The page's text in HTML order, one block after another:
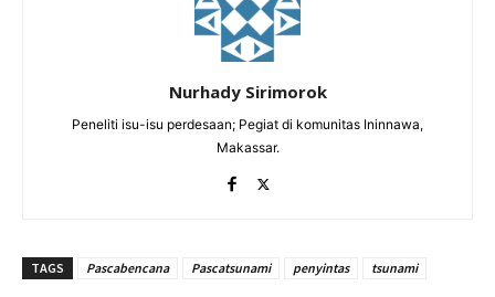
Nurhady Sirimorok
Peneliti isu-isu perdesaan; Pegiat di komunitas Ininnawa,
Makassar.
TAGS Pascabencana Pascatsunami penyintas tsunami